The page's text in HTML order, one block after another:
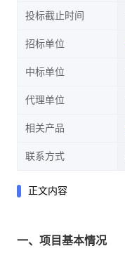
投标截止时间
招标单位
中标单位
代理单位
相关产品
联系方式
正文内容
一、项目基本情况